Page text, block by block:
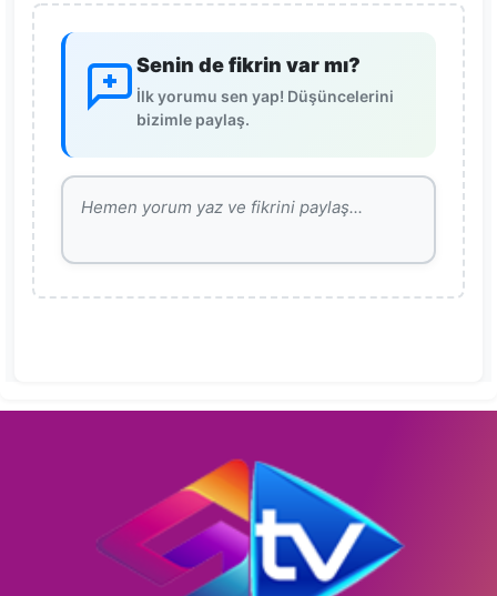
Senin de fikrin var mı?
İlk yorumu sen yap! Düşüncelerini
bizimle paylaş.